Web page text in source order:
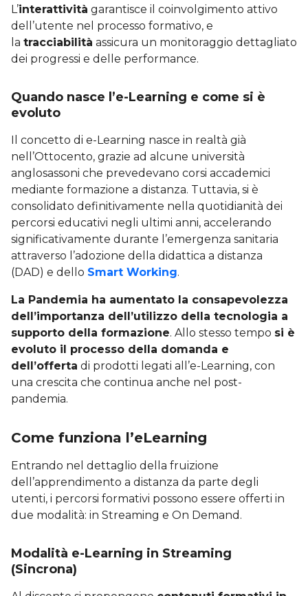
L’interattività garantisce il coinvolgimento attivo
dell’utente nel processo formativo, e
la tracciabilità assicura un monitoraggio dettagliato
dei progressi e delle performance.
Quando nasce l’e-Learning e come si è
evoluto
Il concetto di e-Learning nasce in realtà già
nell’Ottocento, grazie ad alcune università
anglosassoni che prevedevano corsi accademici
mediante formazione a distanza. Tuttavia, si è
consolidato definitivamente nella quotidianità dei
percorsi educativi negli ultimi anni, accelerando
significativamente durante l’emergenza sanitaria
attraverso l’adozione della didattica a distanza
(DAD) e dello Smart Working.
La Pandemia ha aumentato la consapevolezza
dell’importanza dell’utilizzo della tecnologia a
supporto della formazione. Allo stesso tempo si è
evoluto il processo della domanda e
dell’offerta di prodotti legati all’e-Learning, con
una crescita che continua anche nel post-
pandemia.
Come funziona l’eLearning
Entrando nel dettaglio della fruizione
dell’apprendimento a distanza da parte degli
utenti, i percorsi formativi possono essere offerti in
due modalità: in Streaming e On Demand.
Modalità e-Learning in Streaming
(Sincrona)